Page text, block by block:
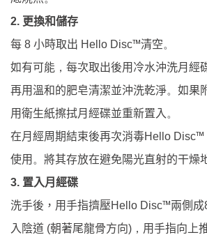
2. 更換和儲存
每 8 小時取出 Hello Disc™清空。
如有可能 ， 每次取出後用冷水沖洗月經
再用溫和的肥皂清潔並沖洗乾淨。 如果
用衛生紙擦拭月經碟並重新置入 。
在月經周期結束後再次消毒Hello Disc™
使用。 將其存放在避免陽光直射的干燥
3. 置入月經碟
洗手後，用手指擠壓Hello Disc™兩側成
入陰道 (朝著尾龍骨方向) ， 用手指向上